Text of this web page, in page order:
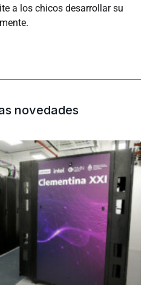
a los chicos desarrollar su
novedades